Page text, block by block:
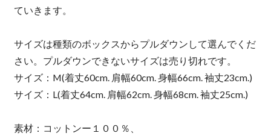
ていきます。
サイズは種類のボックスからプルダウンして選んでくだ
さい。プルダウンできないサイズは売り切れです。
サイズ：M(着丈60cm. 肩幅60cm. 身幅66cm. 袖丈23cm.)
サイズ：L(着丈64cm. 肩幅62cm. 身幅68cm. 袖丈25cm.)
素材：コットンー１００％、